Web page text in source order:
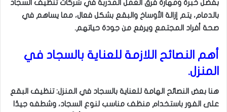
بفضل خبرة ومهارة فرق العمل المدربة في شركات تنظيف السجاد
بالدمام، يتم إزالة الأوساخ والبقع بشكل فعال، مما يساهم في
صحة أفراد المجتمع ويرفع من جودة حياتهم.
أهم النصائح اللازمة للعناية بالسجاد في
المنزل.
هنا بعض النصائح الهامة للعناية بالسجاد في المنزل: تنظيف البقع
على الفور باستخدام منظف مناسب لنوع السجاد، وشطفه جيدًا